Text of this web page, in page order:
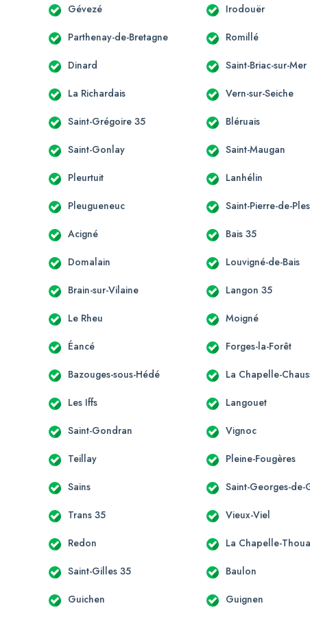
Gévezé Irodouër
Parthenay-de-Bretagne Romillé
Dinard Saint-Briac-sur-Mer
La Richardais Vern-sur-Seiche
Saint-Grégoire 35 Bléruais
Saint-Gonlay Saint-Maugan
Pleurtuit Lanhélin
Pleugueneuc Saint-Pierre-de-
Acigné Bais 35
Domalain Louvigné-de-Bais
Brain-sur-Vilaine Langon 35
Le Rheu Moigné
Éancé Forges-la-Forêt
Bazouges-sous-Hédé La Chapelle-
Les Iffs Langouet
Saint-Gondran Vignoc
Teillay Pleine-Fougères
Sains Saint-Georges-de-
Trans 35 Vieux-Viel
Redon La Chapelle-
Saint-Gilles 35 Baulon
Guichen Guignen